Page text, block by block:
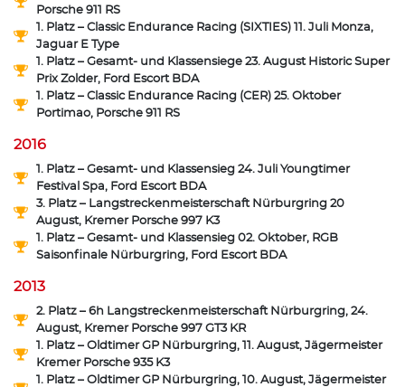
Porsche 911 RS
1. Platz – Classic Endurance Racing (SIXTIES) 11. Juli Monza,
Jaguar E Type
1. Platz – Gesamt- und Klassensiege 23. August Historic Super
Prix Zolder, Ford Escort BDA
1. Platz – Classic Endurance Racing (CER) 25. Oktober
Portimao, Porsche 911 RS
2016
1. Platz – Gesamt- und Klassensieg 24. Juli Youngtimer
Festival Spa, Ford Escort BDA
3. Platz – Langstreckenmeisterschaft Nürburgring 20
August, Kremer Porsche 997 K3
1. Platz – Gesamt- und Klassensieg 02. Oktober, RGB
Saisonfinale Nürburgring, Ford Escort BDA
2013
2. Platz – 6h Langstreckenmeisterschaft Nürburgring, 24.
August, Kremer Porsche 997 GT3 KR
1. Platz – Oldtimer GP Nürburgring, 11. August, Jägermeister
Kremer Porsche 935 K3
1. Platz – Oldtimer GP Nürburgring, 10. August, Jägermeister